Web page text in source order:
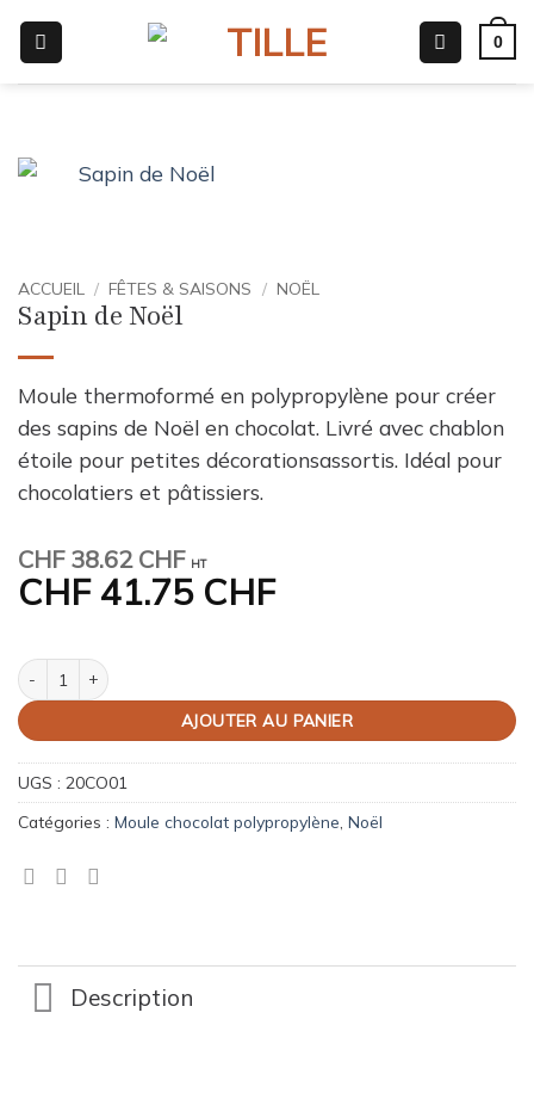
contenu
0
ACCUEIL / FÊTES & SAISONS / NOËL
Sapin de Noël
Moule thermoformé en polypropylène pour créer
des sapins de Noël en chocolat. Livré avec chablon
étoile pour petites décorationsassortis. Idéal pour
chocolatiers et pâtissiers.
CHF38.62 CHF HT
CHF41.75 CHF
quantité de Sapin de Noël
AJOUTER AU PANIER
UGS : 20CO01
Catégories : Moule chocolat polypropylène Noël
Description